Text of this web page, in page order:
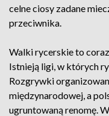
celne ciosy zadane
przeciwnika.
Walki rycerskie to
Istnieją ligi, w których
Rozgrywki
międzynarodowej, a
ugruntowaną renomę.